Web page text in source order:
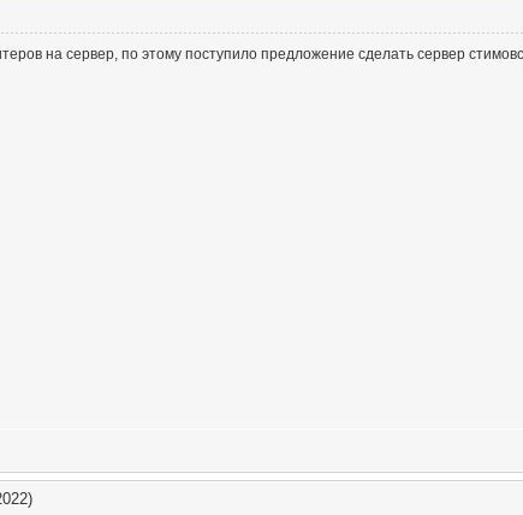
на сервер, по этому поступило предложение сделать сервер